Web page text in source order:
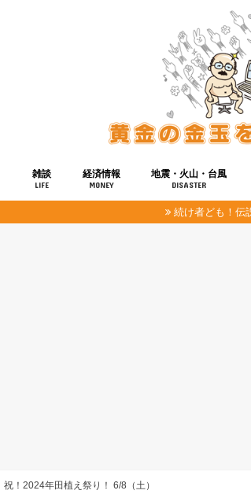
雑談
LIFE
経済情報
MONEY
地震・火山・台風
DISASTER
続け者ども！伝
！2024年田植え祭り！ 6/8（土）